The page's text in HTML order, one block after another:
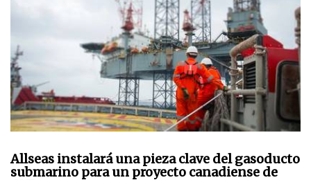
Allseas instalará una pieza clave del gasoducto
submarino para un proyecto canadiense de